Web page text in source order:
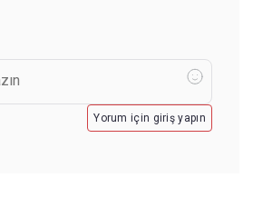
Yorum için giriş yapın